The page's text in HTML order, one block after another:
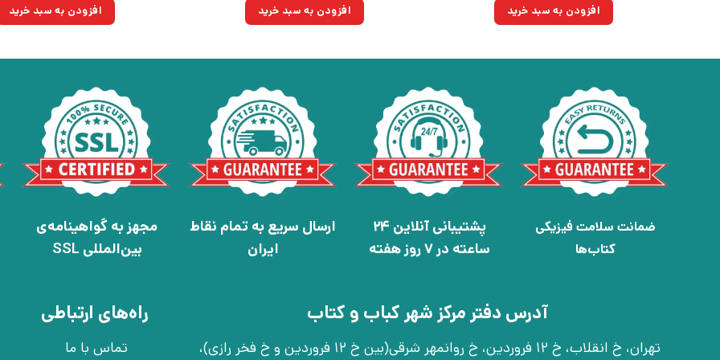
۵۴۰,۰۰۰تومان
بود.
افزودن به سبد خرید ۳۳۰,۰۰۰تومان
بود.
افزودن به سبد خرید بود.
افزودن به سبد خرید
ضمانت سلامت فیزیکی
کتاب‌ها
پشتیبانی آنلاین 24
ساعته در 7 روز هفته
ارسال سریع به تمام نقاط
ایران
مجهز به گواهینامه‌ی
بین‌المللی SSL
آدرس دفتر مرکز شهر کباب و کتاب
تهران، خ انقلاب، خ 12 فروردین، خ روانمهر شرقی(بین خ 12 فروردین و خ فخر رازی)،
راه‌های ارتباطی
تماس با ما